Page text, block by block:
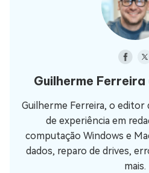
Guilherme Ferreira
Guilherme Ferreira, o editor
de experiência em
computação Windows e
dados, reparo de drives,
mais.